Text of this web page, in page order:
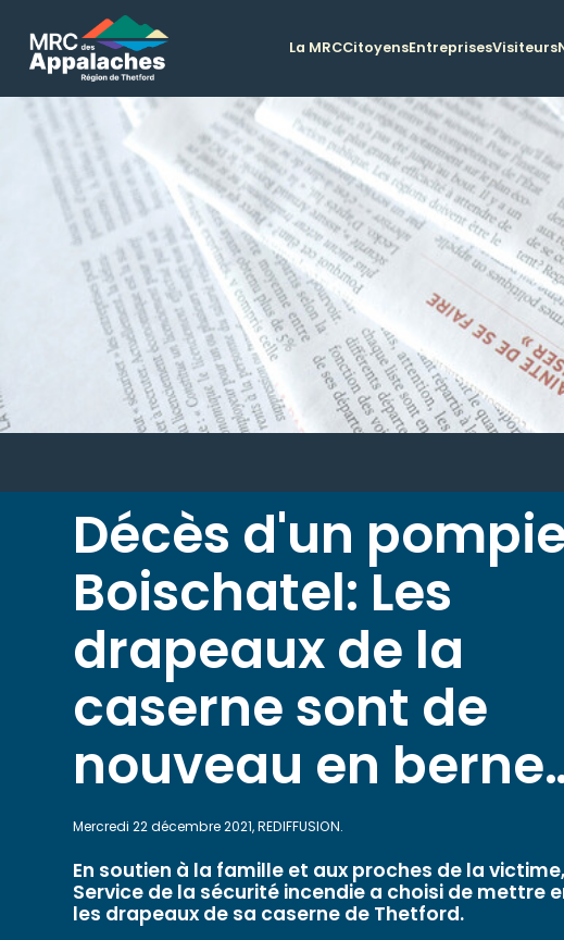
La MRCCitoyensEntreprisesVisiteurs
Décès d'un
Boischatel: Les
drapeaux de la
caserne sont de
nouveau en
Mercredi 22 décembre 2021, REDIFFUSION.
En soutien à la famille et aux proches de la
Service de la sécurité incendie a choisi de mettre
les drapeaux de sa caserne de Thetford.